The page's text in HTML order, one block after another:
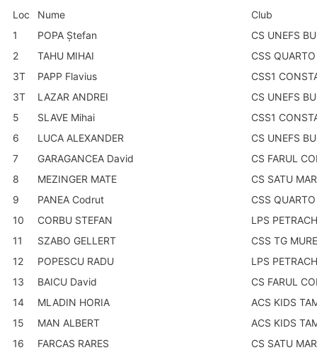
Loc Nume
Club
1
POPA Ştefan
CS UNEFS
2
TAHU MIHAI
CSS
3T
PAPP Flavius
CSS1
3T
LAZAR ANDREI
CS UNEFS
5
SLAVE Mihai
CSS1
6
LUCA ALEXANDER
CS UNEFS
7
GARAGANCEA David
CS FARUL
8
MEZINGER MATE
CS SATU
9
PANEA Codrut
CSS
10
CORBU STEFAN
LPS
11
SZABO GELLERT
CSS TG
12
POPESCU RADU
LPS
13
BAICU David
CS FARUL
14
MLADIN HORIA
ACS KIDS
15
MAN ALBERT
ACS KIDS
16
FARCAS RARES
CS SATU